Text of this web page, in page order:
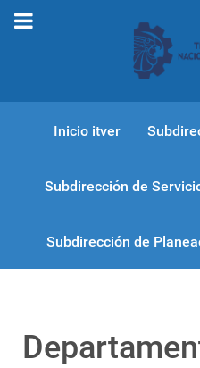
Inicio itver
Subdirección de
Subdirección de